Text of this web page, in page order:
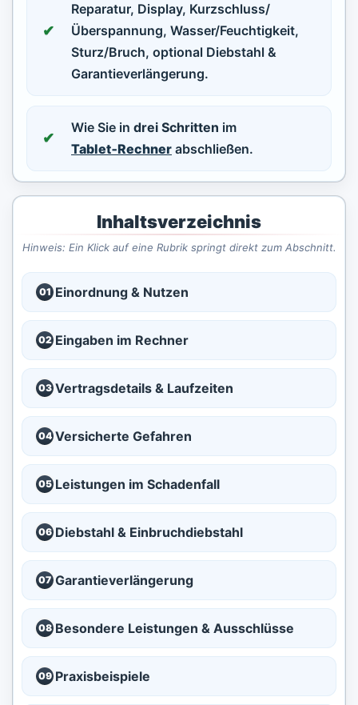
Reparatur, Display, Kurzschluss/
Überspannung, Wasser/Feuchtigkeit,
Sturz/Bruch, optional Diebstahl &
Garantieverlängerung.
Wie Sie in drei Schritten im
Tablet‑Rechner abschließen.
Inhaltsverzeichnis
Hinweis: Ein Klick auf eine Rubrik springt direkt zum Abschnitt.
01 Einordnung & Nutzen
02 Eingaben im Rechner
03 Vertragsdetails & Laufzeiten
04 Versicherte Gefahren
05 Leistungen im Schadenfall
06 Diebstahl & Einbruchdiebstahl
07 Garantieverlängerung
08 Besondere Leistungen & Ausschlüsse
09 Praxisbeispiele